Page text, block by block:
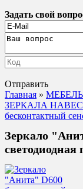
Задать свой
Отправить
Главная » МЕБЕЛЬ
ЗЕРКАЛА
бесконтактный
Зеркало
светодиодная